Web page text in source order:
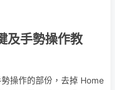
及手勢操作教
操作的部份，去掉 Home